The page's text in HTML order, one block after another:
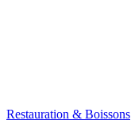
Restauration & Boissons